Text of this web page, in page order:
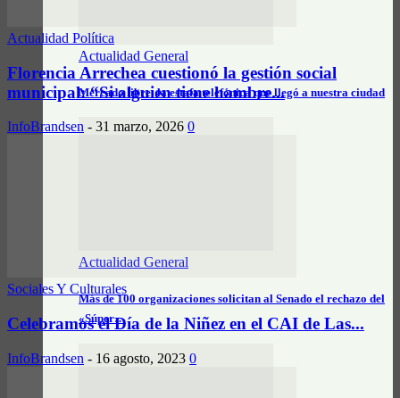
Actualidad General
Mercado libre: la estafa telefónica que llegó a nuestra ciudad
Actualidad General
Más de 100 organizaciones solicitan al Senado el rechazo del
«Súper…
Actualidad Política
Florencia Arrechea cuestionó la gestión social
municipal: “Si alguien tiene hambre...
InfoBrandsen - 31 marzo, 2026 0
Sociales Y Culturales
Celebramos el Día de la Niñez en el CAI de Las...
InfoBrandsen - 16 agosto, 2023 0